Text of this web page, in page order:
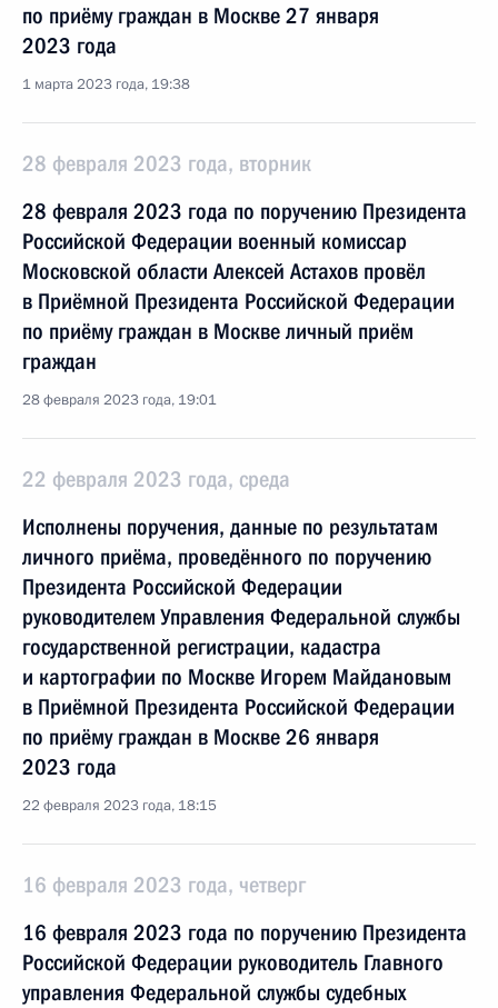
по приёму граждан в Москве 27 января
2023 года
1 марта 2023 года, 19:38
28 февраля 2023 года, вторник
28 февраля 2023 года по поручению Президента
Российской Федерации военный комиссар
Московской области Алексей Астахов провёл
в Приёмной Президента Российской Федерации
по приёму граждан в Москве личный приём
граждан
28 февраля 2023 года, 19:01
22 февраля 2023 года, среда
Исполнены поручения, данные по результатам
личного приёма, проведённого по поручению
Президента Российской Федерации
руководителем Управления Федеральной службы
государственной регистрации, кадастра
и картографии по Москве Игорем Майдановым
в Приёмной Президента Российской Федерации
по приёму граждан в Москве 26 января
2023 года
22 февраля 2023 года, 18:15
16 февраля 2023 года, четверг
16 февраля 2023 года по поручению Президента
Российской Федерации руководитель Главного
управления Федеральной службы судебных